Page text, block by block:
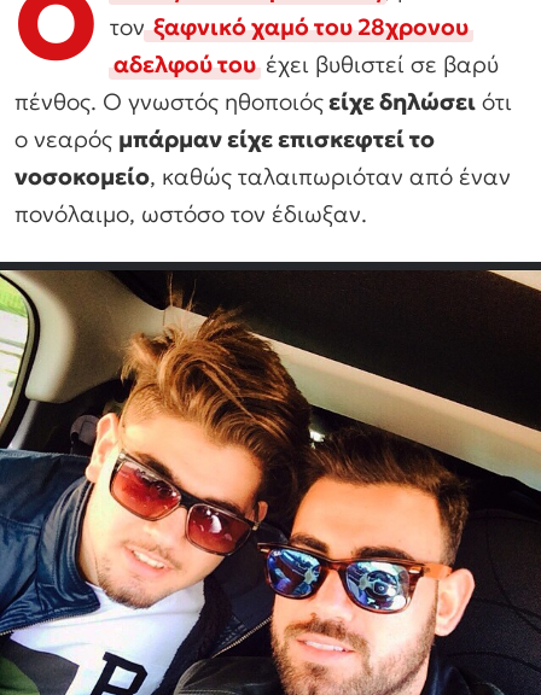
τονξαφνικό χαμό του 28χρονου
αδελφού τουέχει βυθιστεί σε βαρύ
πένθος. Ο γνωστός ηθοποιόςείχε δηλώσει ότι
ο νεαρός μπάρμαν είχε επισκεφτεί το
νοσοκομείο, καθώς ταλαιπωριόταν από έναν
πονόλαιμο, ωστόσο τον έδιωξαν.